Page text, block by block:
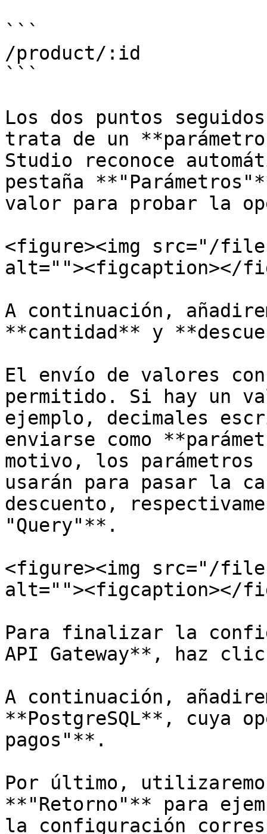
```
/product/:id
```
Los dos puntos
trata de un
Studio reconoce
pestaña
valor para probar la
<figure><img src="/files/
alt=""><figcaption></
A continuación,
**cantidad** y
El envío de valores
permitido. Si hay un
ejemplo, decimales
enviarse como
motivo, los
usarán para pasar la
descuento,
"Query"**.
<figure><img src="/files/
alt=""><figcaption></
Para finalizar la
API Gateway**, haz
A continuación,
**PostgreSQL**, cuya
pagos"**.
Por último,
**"Retorno"** para
la configuración